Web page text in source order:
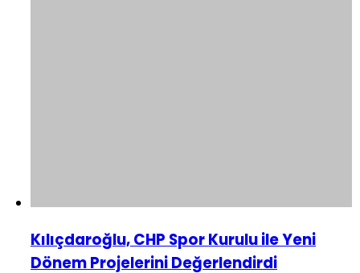
Kılıçdaroğlu, CHP Spor Kurulu ile Yeni
Dönem Projelerini Değerlendirdi